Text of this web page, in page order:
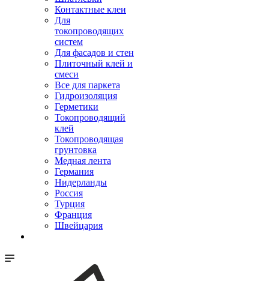
Контактные клеи
Для
токопроводящих
систем
Для фасадов и стен
Плиточный клей и
смеси
Все для паркета
Гидроизоляция
Герметики
Токопроводящий
клей
Токопроводящая
грунтовка
Медная лента
Германия
Нидерланды
Россия
Турция
Франция
Швейцария